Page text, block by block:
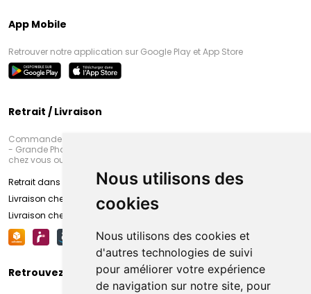
Nous utilisons des
cookies
Nous utilisons des cookies et
d'autres technologies de suivi
pour améliorer votre expérience
de navigation sur notre site, pour
App Mobile
Retrouver notre application sur Google Play et App Store
Retrait / Livraison
Commandez en ligne et venez chercher votre commande à Amiens
- Grande Pharmacie d’Amiens (Fachon) ou recevez-là rapidement
chez vous ou en point retrait
Retrait dans la pharmacie d’Amiens
Livraison chez vous
Livraison chez votre commerçant
Retrouvez-nous sur vos réseaux sociaux